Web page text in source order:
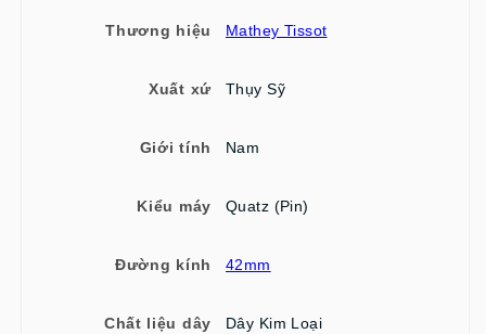
Thương hiệu Mathey Tissot
Xuất xứ Thụy Sỹ
Giới tính Nam
Kiểu máy Quatz (Pin)
Đường kính 42mm
Chất liệu dây Dây Kim Loại